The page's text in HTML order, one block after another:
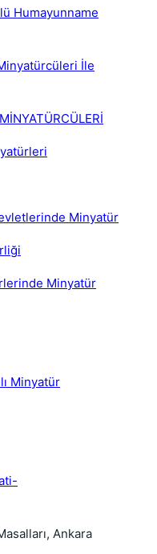
Humayunname
İle
Minyatür
Minyatür
Minyatür
Ankara